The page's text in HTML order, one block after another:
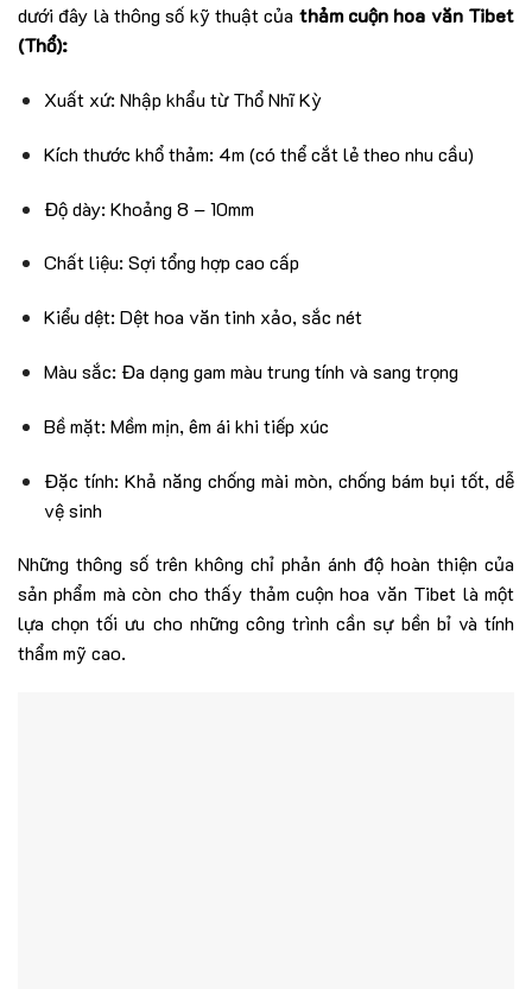
dưới đây là thông số kỹ thuật của thảm cuộn hoa văn Tibet
(Thổ):
Xuất xứ: Nhập khẩu từ Thổ Nhĩ Kỳ
Kích thước khổ thảm: 4m (có thể cắt lẻ theo nhu cầu)
Độ dày: Khoảng 8 – 10mm
Chất liệu: Sợi tổng hợp cao cấp
Kiểu dệt: Dệt hoa văn tinh xảo, sắc nét
Màu sắc: Đa dạng gam màu trung tính và sang trọng
Bề mặt: Mềm mịn, êm ái khi tiếp xúc
Đặc tính: Khả năng chống mài mòn, chống bám bụi tốt, dễ
vệ sinh
Những thông số trên không chỉ phản ánh độ hoàn thiện của
sản phẩm mà còn cho thấy thảm cuộn hoa văn Tibet là một
lựa chọn tối ưu cho những công trình cần sự bền bỉ và tính
thẩm mỹ cao.